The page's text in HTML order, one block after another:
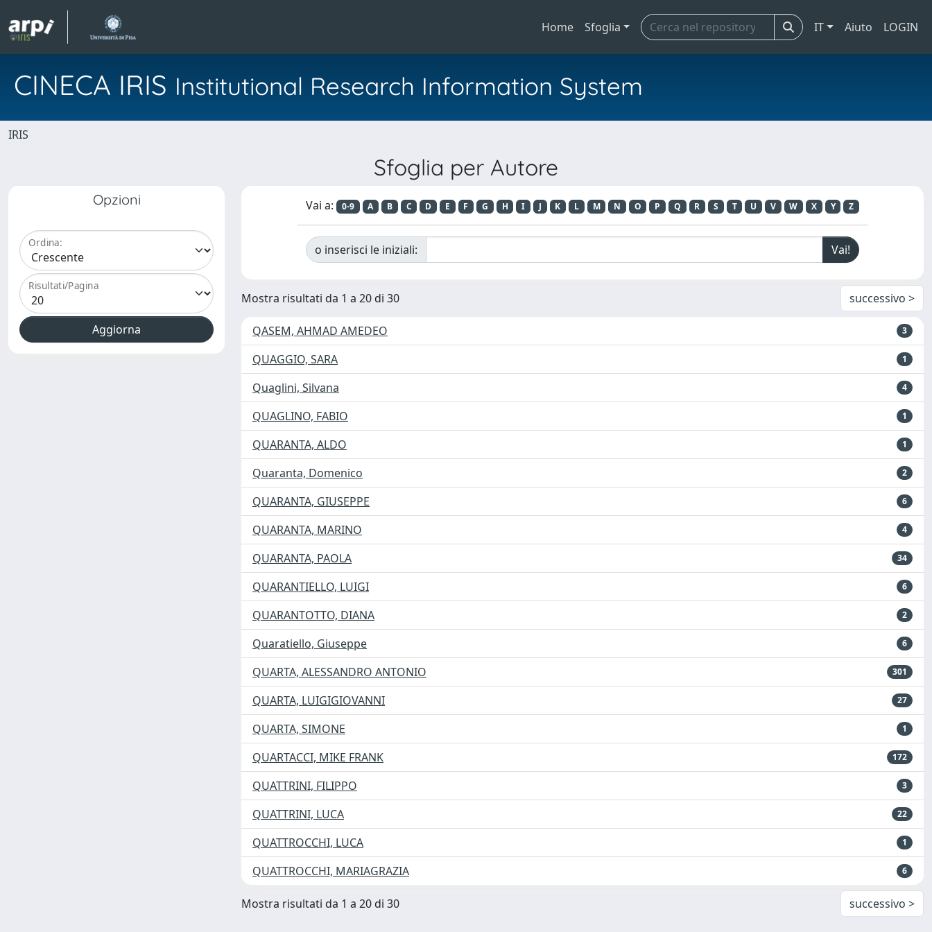
Home Sfoglia IT Aiuto LOGIN
CINECA IRIS Institutional Research Information System
IRIS
Sfoglia per Autore
Opzioni
Ordina:
Risultati/Pagina
Vai a: 0-9 A B C D E F G H I J K L M N O P Q R S T U V W X Y Z
o inserisci le iniziali:
Mostra risultati da 1 a 20 di 30 successivo >
QASEM, AHMAD AMEDEO 3
QUAGGIO, SARA 1
Quaglini, Silvana 4
QUAGLINO, FABIO 1
QUARANTA, ALDO 1
Quaranta, Domenico 2
QUARANTA, GIUSEPPE 6
QUARANTA, MARINO 4
QUARANTA, PAOLA 34
QUARANTIELLO, LUIGI 6
QUARANTOTTO, DIANA 2
Quaratiello, Giuseppe 6
QUARTA, ALESSANDRO ANTONIO 301
QUARTA, LUIGIGIOVANNI 27
QUARTA, SIMONE 1
QUARTACCI, MIKE FRANK 172
QUATTRINI, FILIPPO 3
QUATTRINI, LUCA 22
QUATTROCCHI, LUCA 1
QUATTROCCHI, MARIAGRAZIA 6
Mostra risultati da 1 a 20 di 30 successivo >